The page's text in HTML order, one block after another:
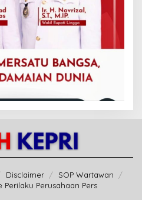
Disclaimer
SOP Wartawan
Perilaku Perusahaan Pers